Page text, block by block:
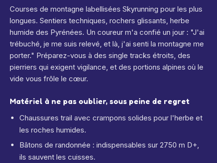
Courses de montagne labellisées Skyrunning pour les plus
longues. Sentiers techniques, rochers glissants, herbe
humide des Pyrénées. Un coureur m'a confié un jour : "J'ai
trébuché, je me suis relevé, et là, j'ai senti la montagne me
porter." Préparez-vous à des single tracks étroits, des
pierriers qui exigent vigilance, et des portions alpines où le
vide vous frôle le cœur.
Matériel à ne pas oublier, sous peine de regret
Chaussures trail avec crampons solides pour l'herbe et
les roches humides.
Bâtons de randonnée : indispensables sur 2750 m D+,
ils sauvent les cuisses.